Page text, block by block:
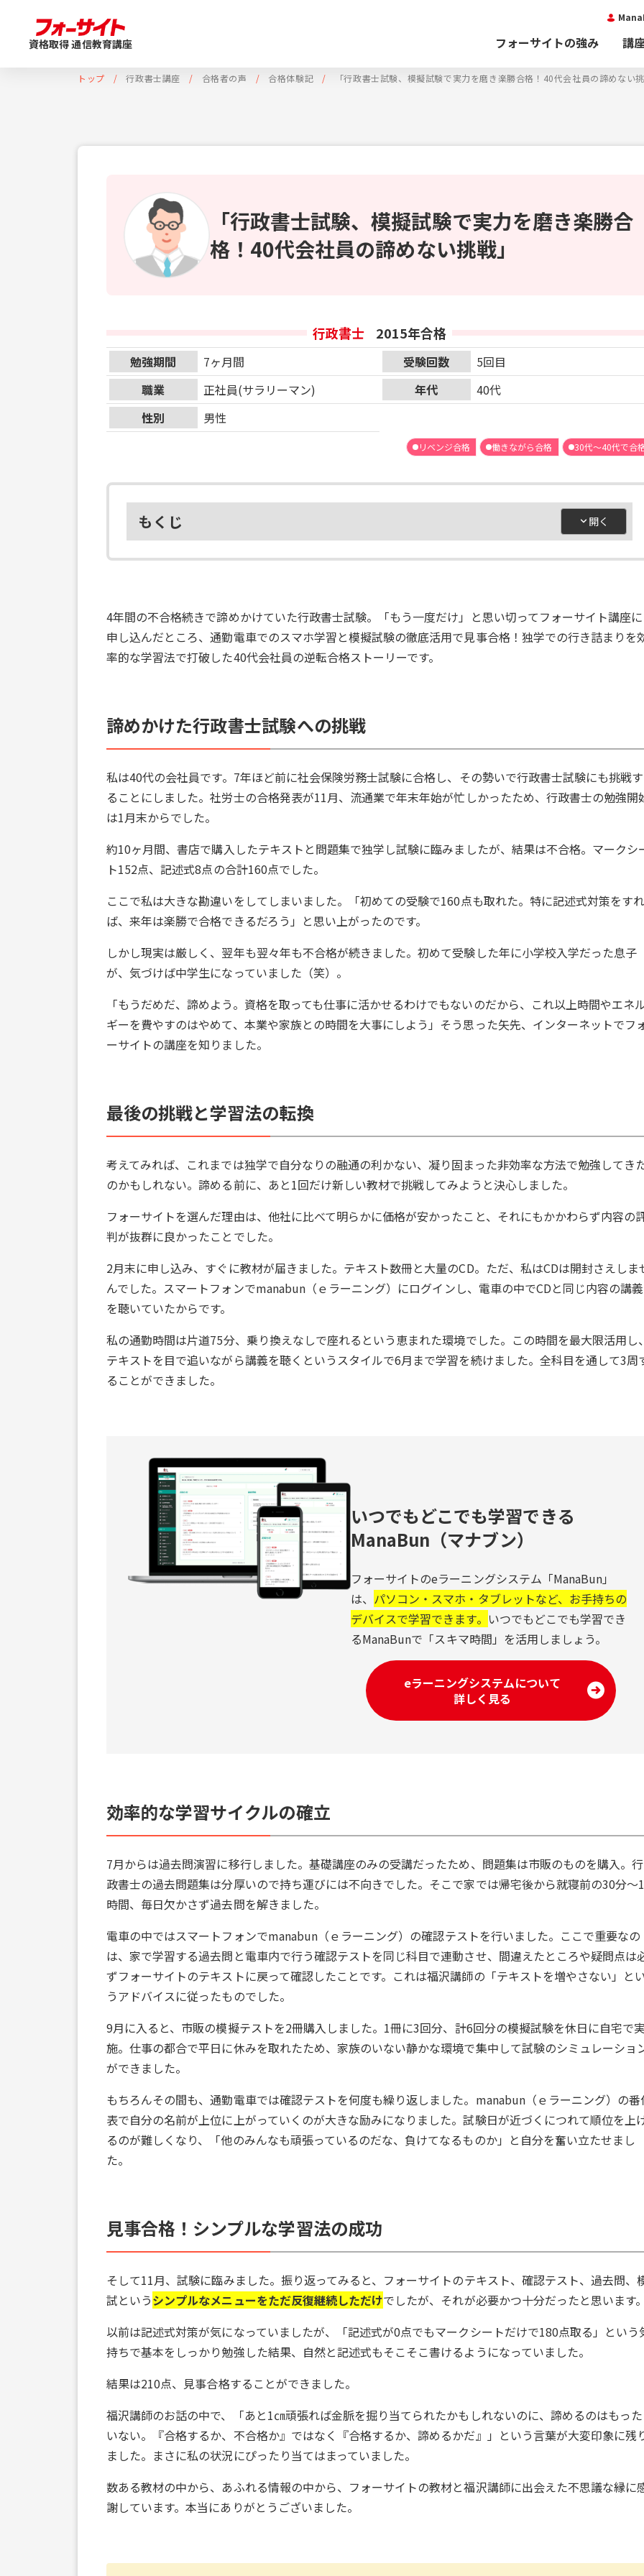
資格取得 通信教育講座 フォーサイトの強み 講
トップ 行政書士講座 合格者の声 合格体験記 「行政書士試験、模擬試験で実力を磨き楽勝合格！40代会社員の諦めない
「行政書士試験、模擬試験で実力を磨き楽勝合
格！40代会社員の諦めない挑戦」
行政書士 2015年合格
勉強期間 7ヶ月間 受験回数
5回目
職業
正社員(サラリーマン) 年代
40代
性別
男性
リベンジ合格 働きながら合格 30代～40代で合
もくじ
4年間の不合格続きで諦めかけていた行政書士試験。「もう一度だけ」と思い切ってフォーサイト講座に
申し込んだところ、通勤電車でのスマホ学習と模擬試験の徹底活用で見事合格！独学での行き詰まりを
率的な学習法で打破した40代会社員の逆転合格ストーリーです。
諦めかけた行政書士試験への挑戦
私は40代の会社員です。7年ほど前に社会保険労務士試験に合格し、その勢いで行政書士試験にも挑戦す
ることにしました。社労士の合格発表が11月、流通業で年末年始が忙しかったため、行政書士の勉強開
は1月末からでした。
約10ヶ月間、書店で購入したテキストと問題集で独学し試験に臨みましたが、結果は不合格。マークシ
ト152点、記述式8点の合計160点でした。
ここで私は大きな勘違いをしてしまいました。「初めての受験で160点も取れた。特に記述式対策をす
ば、来年は楽勝で合格できるだろう」と思い上がったのです。
しかし現実は厳しく、翌年も翌々年も不合格が続きました。初めて受験した年に小学校入学だった息子
が、気づけば中学生になっていました（笑）。
「もうだめだ、諦めよう。資格を取っても仕事に活かせるわけでもないのだから、これ以上時間やエネ
ギーを費やすのはやめて、本業や家族との時間を大事にしよう」そう思った矢先、インターネットでフ
ーサイトの講座を知りました。
最後の挑戦と学習法の転換
考えてみれば、これまでは独学で自分なりの融通の利かない、凝り固まった非効率な方法で勉強してき
のかもしれない。諦める前に、あと1回だけ新しい教材で挑戦してみようと決心しました。
フォーサイトを選んだ理由は、他社に比べて明らかに価格が安かったこと、それにもかかわらず内容の
判が抜群に良かったことでした。
2月末に申し込み、すぐに教材が届きました。テキスト数冊と大量のCD。ただ、私はCDは開封さえしま
んでした。スマートフォンでmanabun（ｅラーニング）にログインし、電車の中でCDと同じ内容の講義
を聴いていたからです。
私の通勤時間は片道75分、乗り換えなしで座れるという恵まれた環境でした。この時間を最大限活用し
テキストを目で追いながら講義を聴くというスタイルで6月まで学習を続けました。全科目を通して3周
ることができました。
いつでもどこでも学習できる
ManaBun（マナブン）
フォーサイトのeラーニングシステム「ManaBun」
は、 パソコン・スマホ・タブレットなど、お手持ちの
デバイスで学習できます。 いつでもどこでも学習でき
るManaBunで「スキマ時間」を活用しましょう。
eラーニングシステムについて
詳しく見る
効率的な学習サイクルの確立
7月からは過去問演習に移行しました。基礎講座のみの受講だったため、問題集は市販のものを購入。行
政書士の過去問題集は分厚いので持ち運びには不向きでした。そこで家では帰宅後から就寝前の30分～
時間、毎日欠かさず過去問を解きました。
電車の中ではスマートフォンでmanabun（ｅラーニング）の確認テストを行いました。ここで重要なの
は、家で学習する過去問と電車内で行う確認テストを同じ科目で連動させ、間違えたところや疑問点は
ずフォーサイトのテキストに戻って確認したことです。これは福沢講師の「テキストを増やさない」と
うアドバイスに従ったものでした。
9月に入ると、市販の模擬テストを2冊購入しました。1冊に3回分、計6回分の模擬試験を休日に自宅で
施。仕事の都合で平日に休みを取れたため、家族のいない静かな環境で集中して試験のシミュレーショ
ができました。
もちろんその間も、通勤電車では確認テストを何度も繰り返しました。manabun（ｅラーニング）の番
表で自分の名前が上位に上がっていくのが大きな励みになりました。試験日が近づくにつれて順位を上
るのが難しくなり、「他のみんなも頑張っているのだな、負けてなるものか」と自分を奮い立たせまし
た。
見事合格！シンプルな学習法の成功
そして11月、試験に臨みました。振り返ってみると、フォーサイトのテキスト、確認テスト、過去問、
試というシンプルなメニューをただ反復継続しただけでしたが、それが必要かつ十分だったと思います
以前は記述式対策が気になっていましたが、「記述式が0点でもマークシートだけで180点取る」という
持ちで基本をしっかり勉強した結果、自然と記述式もそこそこ書けるようになっていました。
結果は210点、見事合格することができました。
福沢講師のお話の中で、「あと1㎝頑張れば金脈を掘り当てられたかもしれないのに、諦めるのはもった
いない。『合格するか、不合格か』ではなく『合格するか、諦めるかだ』」という言葉が大変印象に残
ました。まさに私の状況にぴったり当てはまっていました。
数ある教材の中から、あふれる情報の中から、フォーサイトの教材と福沢講師に出会えた不思議な縁に
謝しています。本当にありがとうございました。